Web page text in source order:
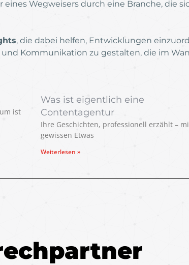
Wegweisers durch eine Branche, die
, die dabei helfen, Entwicklungen
Kommunikation zu gestalten, die im
ist
Was ist eigentlich eine
Contentagentur
Ihre Geschichten, professionell erzählt –
gewissen Etwas
Weiterlesen »